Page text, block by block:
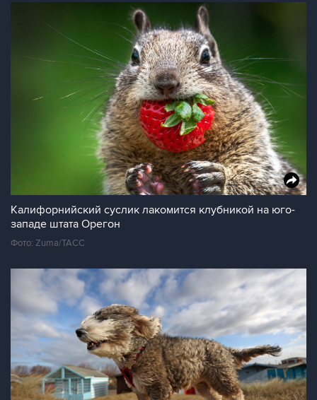
Калифорнийский суслик лакомится клубникой на юго-
западе штата Орегон
Фото: Zuma/ТАСС